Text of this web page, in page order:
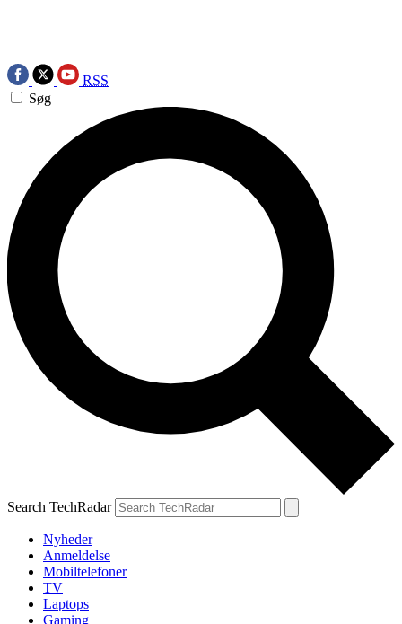
RSS
Søg
Search TechRadar
Nyheder
Anmeldelse
Mobiltelefoner
TV
Laptops
Gaming